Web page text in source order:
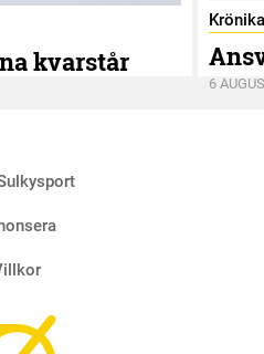
kvarstår
Krönika
6